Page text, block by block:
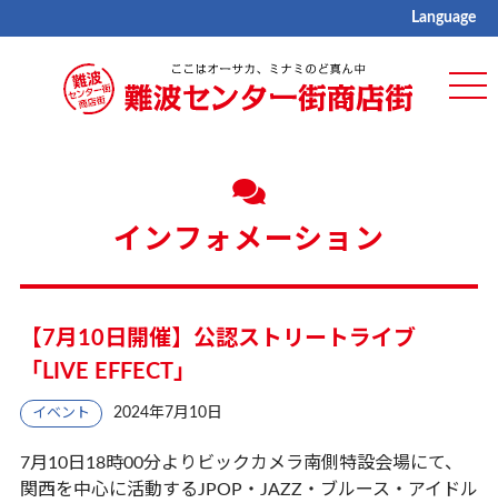
Language
インフォメーション
【7月10日開催】公認ストリートライブ
「LIVE EFFECT」
イベント 2024年7月10日
7月10日18時00分よりビックカメラ南側特設会場にて、
関西を中心に活動するJPOP・JAZZ・ブルース・アイドル